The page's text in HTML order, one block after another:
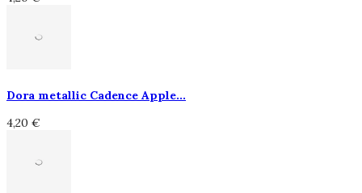
Dora metallic Cadence Apple...
4,20 €